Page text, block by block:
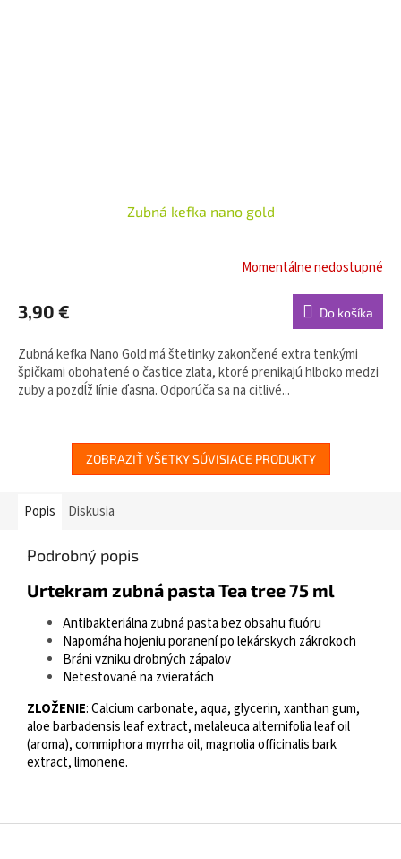
Zubná kefka nano gold
Momentálne nedostupné
3,90 € Do košíka
Zubná kefka Nano Gold má štetinky zakončené extra tenkými
špičkami obohatené o častice zlata, ktoré prenikajú hlboko medzi
zuby a pozdĺž línie ďasna. Odporúča sa na citlivé...
ZOBRAZIŤ VŠETKY SÚVISIACE PRODUKTY
Popis Diskusia
Podrobný popis
Urtekram zubná pasta Tea tree 75 ml
Antibakteriálna zubná pasta bez obsahu fluóru
Napomáha hojeniu poranení po lekárskych zákrokoch
Bráni vzniku drobných zápalov
Netestované na zvieratách
ZLOŽENIE: Calcium carbonate, aqua, glycerin, xanthan gum,
aloe barbadensis leaf extract, melaleuca alternifolia leaf oil
(aroma), commiphora myrrha oil, magnolia officinalis bark
extract, limonene.